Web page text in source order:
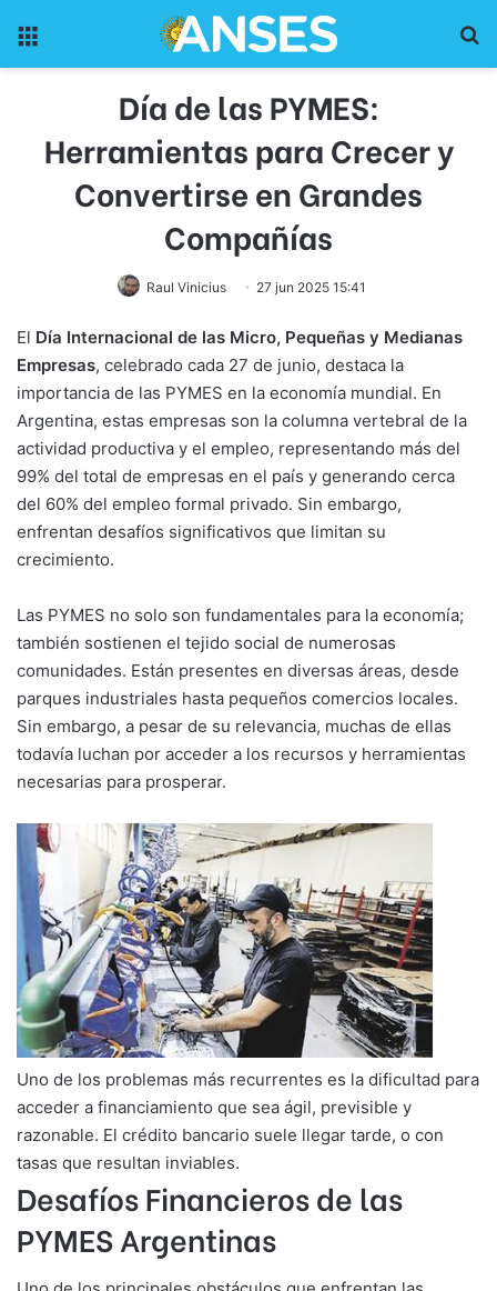
Día de las PYMES:
Herramientas para Crecer y
Convertirse en Grandes
Compañías
Raul Vinicius 27 jun 2025 15:41
El Día Internacional de las Micro, Pequeñas y Medianas
Empresas, celebrado cada 27 de junio, destaca la
importancia de las PYMES en la economía mundial. En
Argentina, estas empresas son la columna vertebral de la
actividad productiva y el empleo, representando más del
99% del total de empresas en el país y generando cerca
del 60% del empleo formal privado. Sin embargo,
enfrentan desafíos significativos que limitan su
crecimiento.
Las PYMES no solo son fundamentales para la economía;
también sostienen el tejido social de numerosas
comunidades. Están presentes en diversas áreas, desde
parques industriales hasta pequeños comercios locales.
Sin embargo, a pesar de su relevancia, muchas de ellas
todavía luchan por acceder a los recursos y herramientas
necesarias para prosperar.
Uno de los problemas más recurrentes es la dificultad para
acceder a financiamiento que sea ágil, previsible y
razonable. El crédito bancario suele llegar tarde, o con
tasas que resultan inviables.
Desafíos Financieros de las
PYMES Argentinas